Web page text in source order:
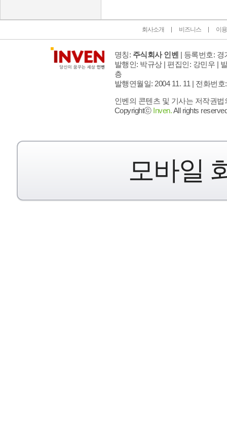
회사소개 비즈니스 이
명칭: 주식회사 인벤 | 등록번호: 경
발행인: 박규상 | 편집인: 강민우 |
층
발행연월일: 2004 11. 11 | 전화번호
인벤의 콘텐츠 및 기사는 저작권
Copyrightⓒ Inven.All rights
모바일